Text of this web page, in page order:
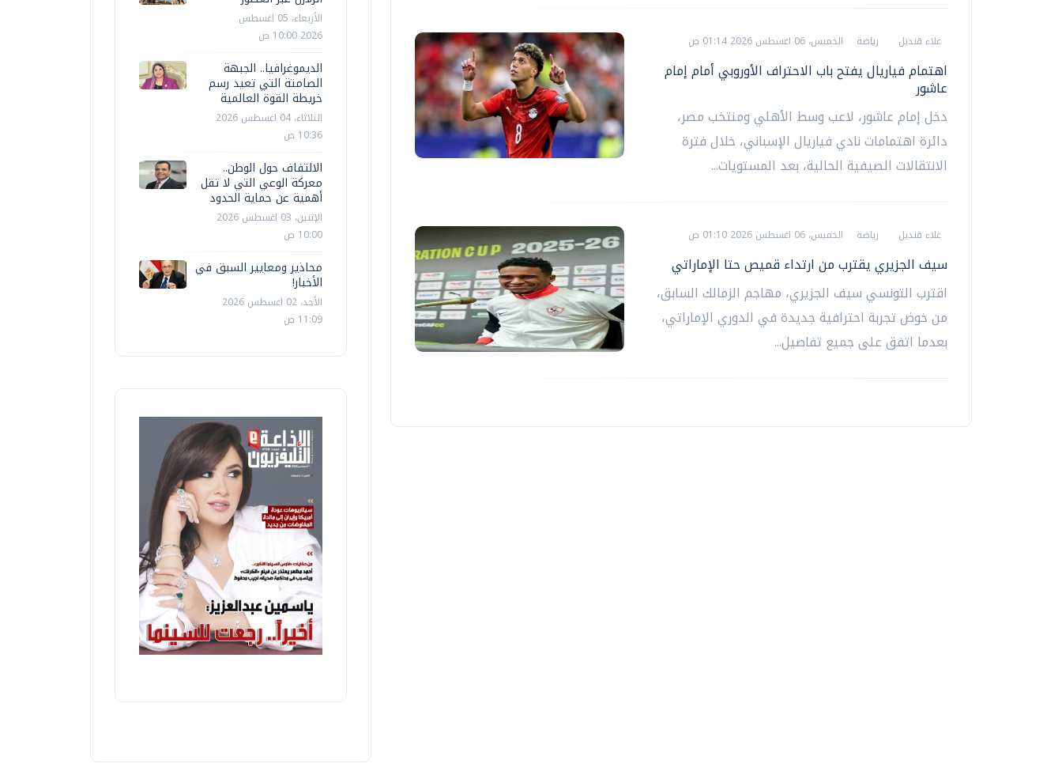
علاء قنديل رياضة الخميس، 06 اغسطس 2026 01:14 ص
اهتمام فياريال يفتح باب الاحتراف الأوروبي أمام إمام
عاشور
دخل إمام عاشور، لاعب وسط الأهلي ومنتخب مصر،
دائرة اهتمامات نادي فياريال الإسباني، خلال فترة
الانتقالات الصيفية الحالية، بعد المستويات...
علاء قنديل رياضة الخميس، 06 اغسطس 2026 01:10 ص
سيف الجزيري يقترب من ارتداء قميص حتا الإماراتي
اقترب التونسي سيف الجزيري، مهاجم الزمالك السابق،
من خوض تجربة احترافية جديدة في الدوري الإماراتي،
بعدما اتفق على جميع تفاصيل...
الأربعاء، 05 اغسطس
2026 10:00 ص
الديموغرافيا.. الجبهة
الصامتة التي تعيد رسم
خريطة القوة العالمية
الثلاثاء، 04 اغسطس 2026
10:36 ص
الالتفاف حول الوطن..
معركة الوعي التي لا تقل
أهمية عن حماية الحدود
الإثنين، 03 اغسطس 2026
10:00 ص
محاذير ومعايير السبق في
الأخبار!
الأحد، 02 اغسطس 2026
11:09 ص